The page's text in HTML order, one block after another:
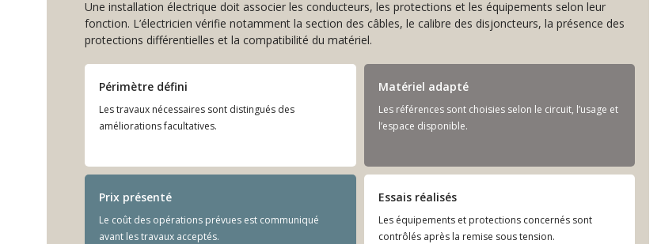
Une installation électrique doit associer les conducteurs, les protections et les équipements selon leur
fonction. L’électricien vérifie notamment la section des câbles, le calibre des disjoncteurs, la présence des
protections différentielles et la compatibilité du matériel.
Périmètre défini
Les travaux nécessaires sont distingués des
améliorations facultatives.
Matériel adapté
Les références sont choisies selon le circuit, l’usage et
l’espace disponible.
Prix présenté
Le coût des opérations prévues est communiqué
avant les travaux acceptés.
Essais réalisés
Les équipements et protections concernés sont
contrôlés après la remise sous tension.